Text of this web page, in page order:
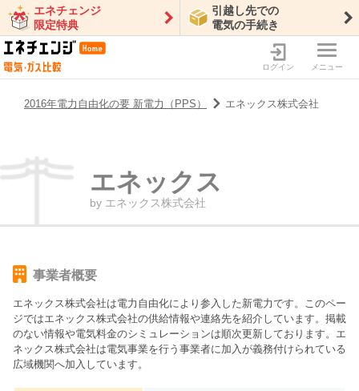
エネチェンジ
限定特典
引越し先での
電気の手続き
ログイン メニュー
2016年電力自由化の要 新電力（PPS） エネックス株式会社
エネックス
by エネックス株式会社
事業者概要
エネックス株式会社は電力自由化により参入した新電力です。このペー
ジではエネックス株式会社の供給情報や連絡先を紹介しています。掲載
のない情報や電気料金のシミュレーションは順次更新しております。 エ
ネックス株式会社は電気事業を行う事業者に加入が義務付けられている
広域機関へ加入しています。